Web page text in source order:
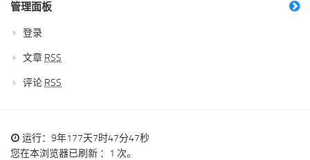
管理面板
登录
文章 RSS
评论 RSS
运行：9年177天7时47分47秒
您在本浏览器已刷新 ：1 次。